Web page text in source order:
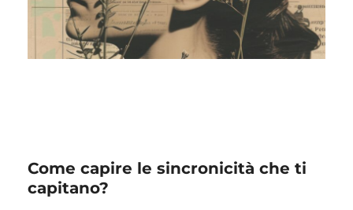
Come capire le sincronicità che ti
capitano?